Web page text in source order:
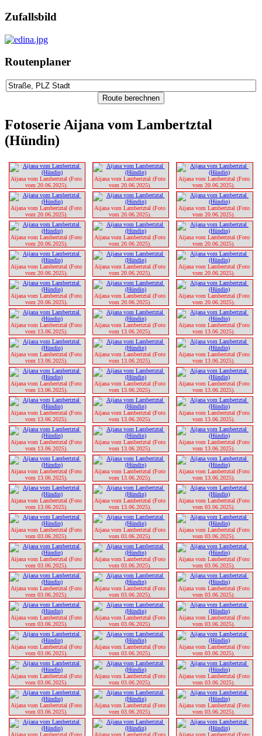
Zufallsbild
Routenplaner
Fotoserie Aijana vom Lambertztal
(Hündin)
Aijana vom Lambertztal (Foto
vom 20.06.2025).
Aijana vom Lambertztal (Foto
vom 20.06.2025).
Aijana vom Lambertztal (Foto
vom 20.06.2025).
Aijana vom Lambertztal (Foto
vom 20.06.2025).
Aijana vom Lambertztal (Foto
vom 20.06.2025).
Aijana vom Lambertztal (Foto
vom 20.06.2025).
Aijana vom Lambertztal (Foto
vom 20.06.2025).
Aijana vom Lambertztal (Foto
vom 20.06.2025).
Aijana vom Lambertztal (Foto
vom 20.06.2025).
Aijana vom Lambertztal (Foto
vom 20.06.2025).
Aijana vom Lambertztal (Foto
vom 20.06.2025).
Aijana vom Lambertztal (Foto
vom 20.06.2025).
Aijana vom Lambertztal (Foto
vom 20.06.2025).
Aijana vom Lambertztal (Foto
vom 20.06.2025).
Aijana vom Lambertztal (Foto
vom 20.06.2025).
Aijana vom Lambertztal (Foto
vom 13.06.2025).
Aijana vom Lambertztal (Foto
vom 13.06.2025).
Aijana vom Lambertztal (Foto
vom 13.06.2025).
Aijana vom Lambertztal (Foto
vom 13.06.2025).
Aijana vom Lambertztal (Foto
vom 13.06.2025).
Aijana vom Lambertztal (Foto
vom 13.06.2025).
Aijana vom Lambertztal (Foto
vom 13.06.2025).
Aijana vom Lambertztal (Foto
vom 13.06.2025).
Aijana vom Lambertztal (Foto
vom 13.06.2025).
Aijana vom Lambertztal (Foto
vom 13.06.2025).
Aijana vom Lambertztal (Foto
vom 13.06.2025).
Aijana vom Lambertztal (Foto
vom 13.06.2025).
Aijana vom Lambertztal (Foto
vom 13.06.2025).
Aijana vom Lambertztal (Foto
vom 13.06.2025).
Aijana vom Lambertztal (Foto
vom 13.06.2025).
Aijana vom Lambertztal (Foto
vom 13.06.2025).
Aijana vom Lambertztal (Foto
vom 13.06.2025).
Aijana vom Lambertztal (Foto
vom 13.06.2025).
Aijana vom Lambertztal (Foto
vom 13.06.2025).
Aijana vom Lambertztal (Foto
vom 13.06.2025).
Aijana vom Lambertztal (Foto
vom 03.06.2025).
Aijana vom Lambertztal (Foto
vom 03.06.2025).
Aijana vom Lambertztal (Foto
vom 03.06.2025).
Aijana vom Lambertztal (Foto
vom 03.06.2025).
Aijana vom Lambertztal (Foto
vom 03.06.2025).
Aijana vom Lambertztal (Foto
vom 03.06.2025).
Aijana vom Lambertztal (Foto
vom 03.06.2025).
Aijana vom Lambertztal (Foto
vom 03.06.2025).
Aijana vom Lambertztal (Foto
vom 03.06.2025).
Aijana vom Lambertztal (Foto
vom 03.06.2025).
Aijana vom Lambertztal (Foto
vom 03.06.2025).
Aijana vom Lambertztal (Foto
vom 03.06.2025).
Aijana vom Lambertztal (Foto
vom 03.06.2025).
Aijana vom Lambertztal (Foto
vom 03.06.2025).
Aijana vom Lambertztal (Foto
vom 03.06.2025).
Aijana vom Lambertztal (Foto
vom 03.06.2025).
Aijana vom Lambertztal (Foto
vom 03.06.2025).
Aijana vom Lambertztal (Foto
vom 03.06.2025).
Aijana vom Lambertztal (Foto
vom 03.06.2025).
Aijana vom Lambertztal (Foto
vom 03.06.2025).
Aijana vom Lambertztal (Foto
vom 03.06.2025).
Aijana vom Lambertztal (Foto
vom 03.06.2025).
Aijana vom Lambertztal (Foto Aijana vom Lambertztal (Foto Aijana vom Lambertztal (Foto